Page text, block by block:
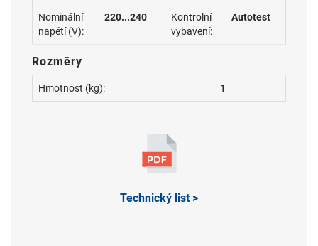
Nominální
napětí (V):
220...240
Kontrolní
vybavení:
Autotest
Rozměry
Hmotnost (kg): 1
Technický list >